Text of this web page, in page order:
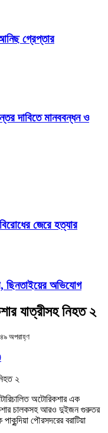
গ্রেপ্তার
দাবিতে মানববন্ধন ও
জেরে হত্যার
ছিনতাইয়ের অভিযোগ
যাত্রীসহ নিহত ২
অপরাহ্ণ
অটোরিকশার এক
চালকসহ আরও দুইজন গুরুতর
পৌরসদরের বরাটিয়া